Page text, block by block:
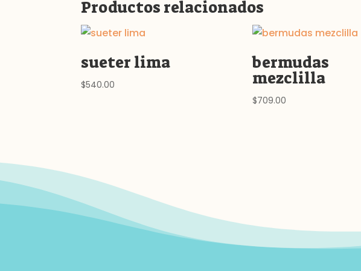
Productos relacionados
sueter lima
$540.00
bermudas
mezclilla
$709.00